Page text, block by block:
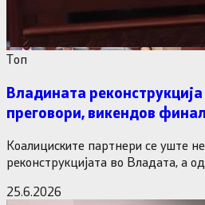
Tоп
Владината
преговори, викендов
Коалициските партнери се уште
реконструкцијата во Владата, а
25.6.2026